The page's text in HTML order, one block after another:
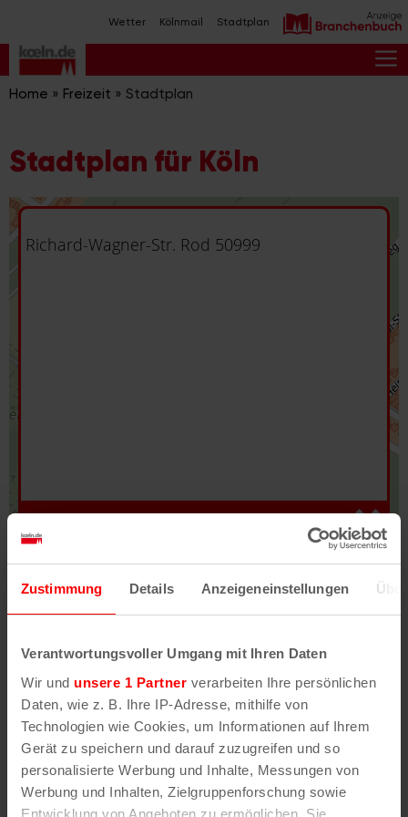
Zustimmung Details Anzeigeneinstellungen
Verantwortungsvoller Umgang mit Ihren Daten
Wir und unsere 1 Partner verarbeiten Ihre persönlichen
Daten, wie z. B. Ihre IP-Adresse, mithilfe von
Technologien wie Cookies, um Informationen auf Ihrem
Gerät zu speichern und darauf zuzugreifen und so
personalisierte Werbung und Inhalte, Messungen von
Werbung und Inhalten, Zielgruppenforschung sowie
Entwicklung von Angeboten zu ermöglichen. Sie
Inhalt
springen
Wetter Kölnmail Stadtplan
Home » Freizeit » Stadtplan
Stadtplan für Köln
Fehler/Problem melden
Darstellung des RVR-Kartenwerks
Stadtplanwerk
erhältst Du unsere koeln.de-Karte mit vielen
weiteren Details wie z.B. Hausnummern.
Unser Stadtplan basiert auf Daten des
OpenStreetMap
-Projekts (
© OpenStreetMap
Mitwirkende
) und von OpenCycleMap.org